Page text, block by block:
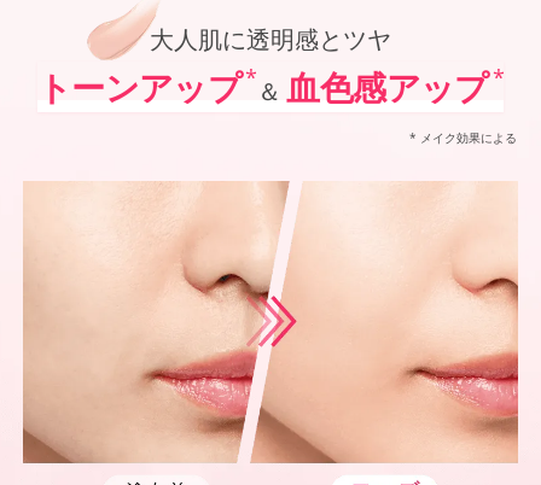
ポーラ化成 独自技術を搭載進化させた防御力*5✕シワ改善・美白*6、
@cosmeベストコスメアワードでの受賞（2022年～2025年 オルビス調べ リンクルホワイト
2024年12月20日時点（オルビス調べ リンクルホワイトUVプロテクターを含む）
化粧膜のくずれにくさ、肌をうるおして保護すること
メラニンの生成を抑え、シミ・ソバカスを防ぐ
紫外線に瞬時に反応して、膜が厚くなり始めることおよび表面に新たな膜ができ始めること
大人肌に透明感とツヤ
トーンアップ* ＆ 血色感アップ*
* メイク効果による